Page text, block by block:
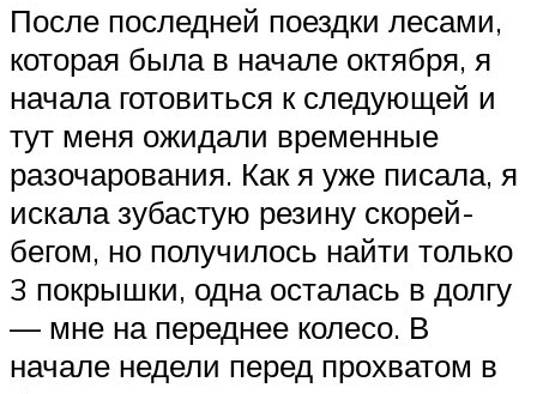
После последней поездки лесами,
которая была в начале октября, я
начала готовиться к следующей и
тут меня ожидали временные
разочарования. Как я уже писала, я
искала зубастую резину скорей-
бегом, но получилось найти только
3 покрышки, одна осталась в долгу
— мне на переднее колесо. В
начале недели перед прохватом в